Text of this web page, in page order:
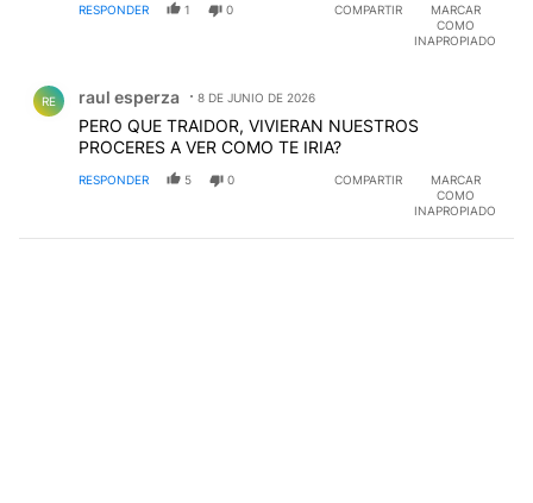
RESPONDER 1 0 COMPARTIR
MARCAR
COMO
INAPROPIADO
RE raul esperza 8 DE JUNIO DE 2026
PERO QUE TRAIDOR, VIVIERAN NUESTROS
PROCERES A VER COMO TE IRIA?
RESPONDER 5 0 COMPARTIR
MARCAR
COMO
INAPROPIADO